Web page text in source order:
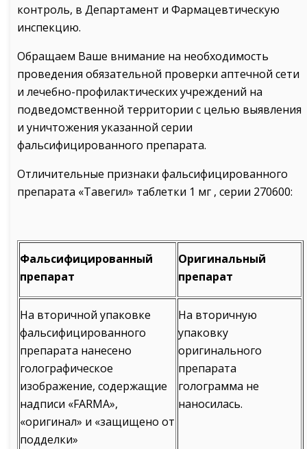
контроль, в Департамент и Фармацевтическую
инспекцию.
Обращаем Ваше внимание на необходимость
проведения обязательной проверки аптечной сети
и лечебно-профилактических учреждений на
подведомственной территории с целью выявления
и уничтожения указанной серии
фальсифицированного препарата.
Отличительные признаки фальсифицированного
препарата «Тавегил» таблетки 1 мг , серии 270600:
Фальсифицированный
препарат
Оригинальный
препарат
На вторичной упаковке
фальсифицированного
препарата нанесено
голографическое
изображение, содержащие
надписи «FARMA»,
«оригинал» и «защищено от
подделки»
На вторичную
упаковку
оригинального
препарата
голограмма не
наносилась.